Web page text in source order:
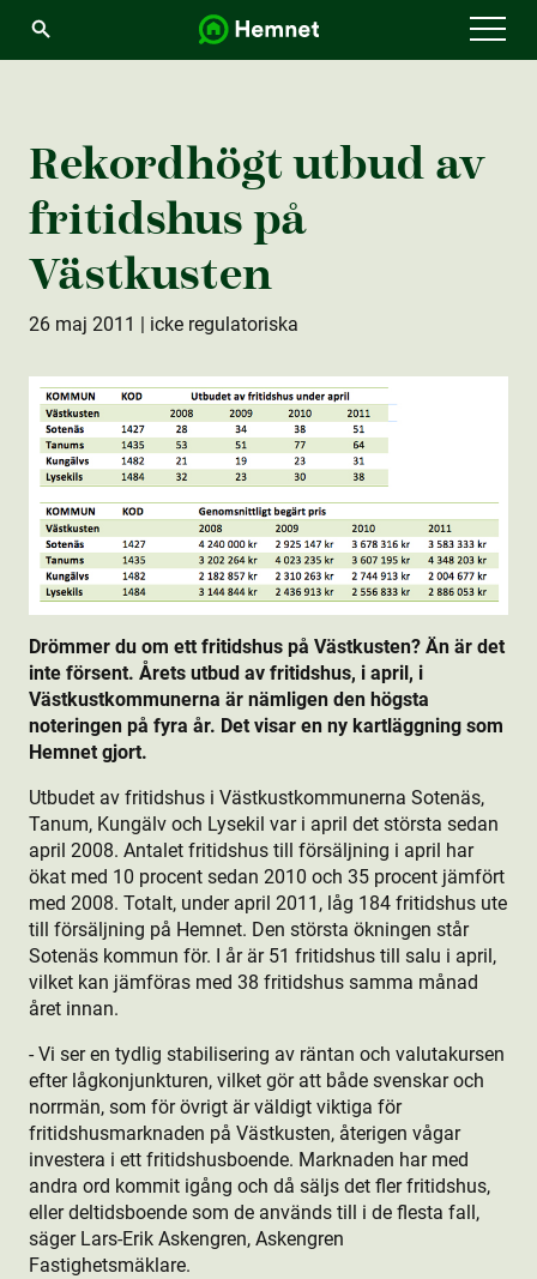
Rekordhögt utbud av
fritidshus på
Västkusten
26 maj 2011 | icke regulatoriska
Drömmer du om ett fritidshus på Västkusten? Än är det
inte försent. Årets utbud av fritidshus, i april, i
Västkustkommunerna är nämligen den högsta
noteringen på fyra år. Det visar en ny kartläggning som
Hemnet gjort.
Utbudet av fritidshus i Västkustkommunerna Sotenäs,
Tanum, Kungälv och Lysekil var i april det största sedan
april 2008. Antalet fritidshus till försäljning i april har
ökat med 10 procent sedan 2010 och 35 procent jämfört
med 2008. Totalt, under april 2011, låg 184 fritidshus ute
till försäljning på Hemnet. Den största ökningen står
Sotenäs kommun för. I år är 51 fritidshus till salu i april,
vilket kan jämföras med 38 fritidshus samma månad
året innan.
- Vi ser en tydlig stabilisering av räntan och valutakursen
efter lågkonjunkturen, vilket gör att både svenskar och
norrmän, som för övrigt är väldigt viktiga för
fritidshusmarknaden på Västkusten, återigen vågar
investera i ett fritidshusboende. Marknaden har med
andra ord kommit igång och då säljs det fler fritidshus,
eller deltidsboende som de används till i de flesta fall,
säger Lars-Erik Askengren, Askengren
Fastighetsmäklare.